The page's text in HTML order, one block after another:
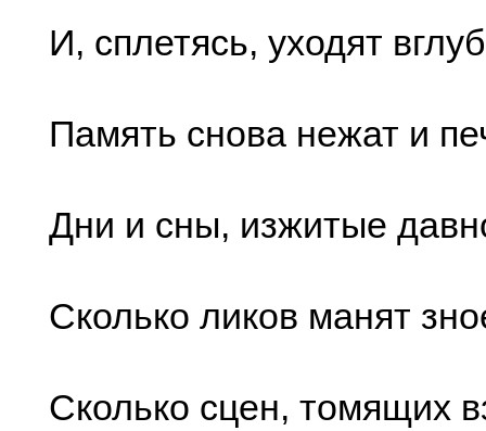
И, сплетясь, уходят
Память снова нежат и
Дни и сны, изжитые
Сколько ликов манят
Сколько сцен, томящих